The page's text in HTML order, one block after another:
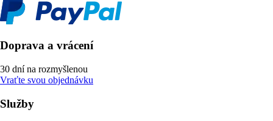
Doprava a vrácení
30 dní na rozmyšlenou
Vraťte svou objednávku
Služby